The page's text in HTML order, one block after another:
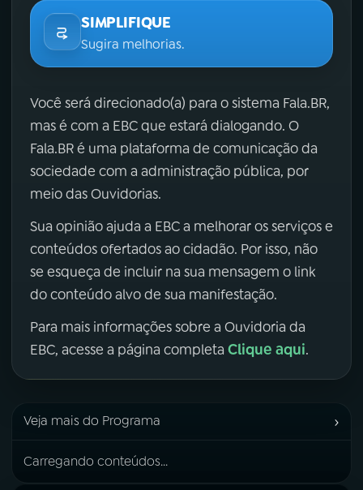
SIMPLIFIQUE
Sugira melhorias.
Você será direcionado(a) para o sistema Fala.BR,
mas é com a EBC que estará dialogando. O
Fala.BR é uma plataforma de comunicação da
sociedade com a administração pública, por
meio das Ouvidorias.
Sua opinião ajuda a EBC a melhorar os serviços e
conteúdos ofertados ao cidadão. Por isso, não
se esqueça de incluir na sua mensagem o link
do conteúdo alvo de sua manifestação.
Para mais informações sobre a Ouvidoria da
EBC, acesse a página completa Clique aqui.
Veja mais do Programa ›
Carregando conteúdos...